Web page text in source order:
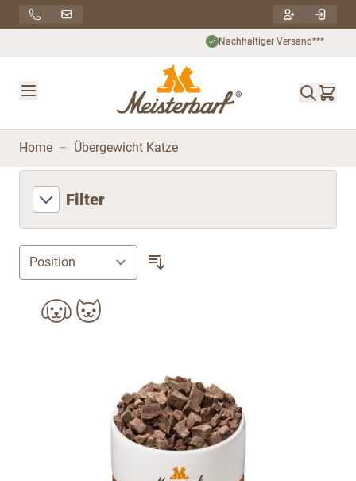
Direkt zum Inhalt
Nachhaltiger Versand***
Home – Übergewicht Katze
Filter